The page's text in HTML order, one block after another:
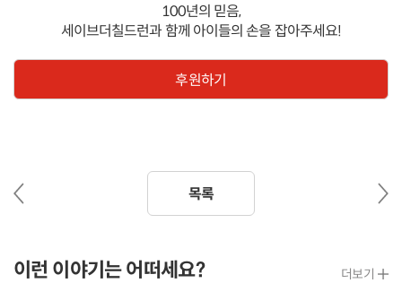
100년의 믿음,
세이브더칠드런과 함께 아이들의 손을 잡아주세요!
후원하기
목록
이런 이야기는 어떠세요? 더보기